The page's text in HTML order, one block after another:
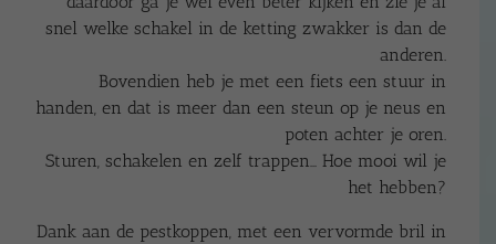
snel welke schakel in de ketting zwakker is dan de
anderen.
Bovendien heb je met een fiets een stuur in
handen, en dat is meer dan een steun op je neus en
poten achter je oren.
Sturen, schakelen en zelf trappen… Hoe mooi wil je
het hebben?
Dank aan de pestkoppen, met een vervormde bril in